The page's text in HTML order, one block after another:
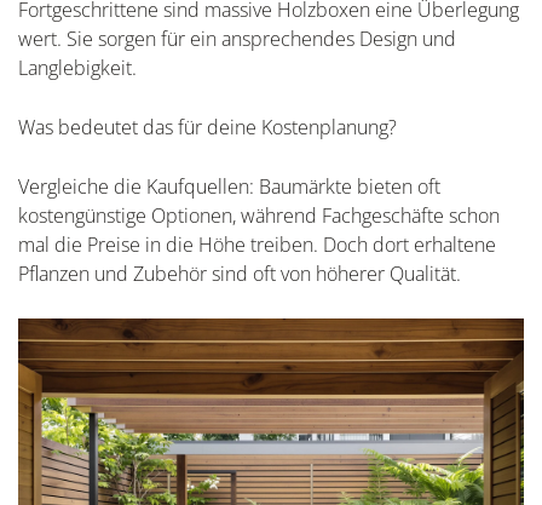
Fortgeschrittene sind massive Holzboxen eine Überlegung
wert. Sie sorgen für ein ansprechendes Design und
Langlebigkeit.
Was bedeutet das für deine Kostenplanung?
Vergleiche die Kaufquellen: Baumärkte bieten oft
kostengünstige Optionen, während Fachgeschäfte schon
mal die Preise in die Höhe treiben. Doch dort erhaltene
Pflanzen und Zubehör sind oft von höherer Qualität.